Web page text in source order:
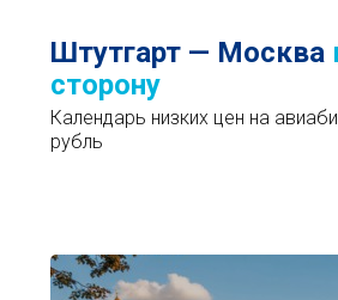
Штутгарт — Москва
сторону
Календарь низких цен на
рубль